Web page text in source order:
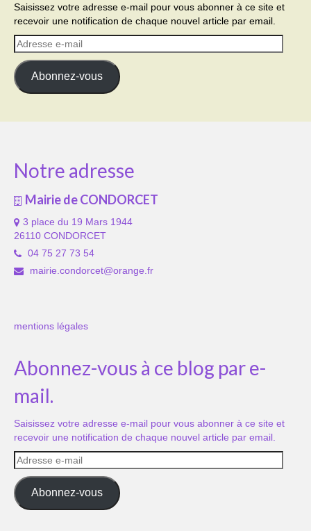
Saisissez votre adresse e-mail pour vous abonner à ce site et
recevoir une notification de chaque nouvel article par email.
Adresse
e-
mail
Abonnez-vous
Notre adresse
Mairie de CONDORCET
3 place du 19 Mars 1944
26110 CONDORCET
04 75 27 73 54
mairie.condorcet@orange.fr
mentions légales
Abonnez-vous à ce blog par e-
mail.
Saisissez votre adresse e-mail pour vous abonner à ce site et
recevoir une notification de chaque nouvel article par email.
Adresse
e-
mail
Abonnez-vous